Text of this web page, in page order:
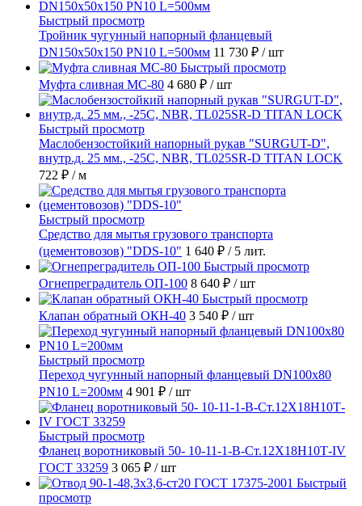
Быстрый просмотр
Тройник чугунный напорный фланцевый
DN150х50х150 PN10 L=500мм 11 730 ₽ / шт
Быстрый просмотр
Муфта сливная МС-80 4 680 ₽ / шт
Быстрый просмотр
Маслобензостойкий напорный рукав "SURGUT-D",
внутр.д. 25 мм., -25C, NBR, TL025SR-D TITAN LOCK
722 ₽ / м
Быстрый просмотр
Средство для мытья грузового транспорта
(цементовозов) "DDS-10" 1 640 ₽ / 5 лит.
Быстрый просмотр
Огнепреградитель ОП-100 8 640 ₽ / шт
Быстрый просмотр
Клапан обратный ОКН-40 3 540 ₽ / шт
Быстрый просмотр
Переход чугунный напорный фланцевый DN100х80
PN10 L=200мм 4 901 ₽ / шт
Быстрый просмотр
Фланец воротниковый 50- 10-11-1-B-Ст.12Х18Н10Т-IV
ГОСТ 33259 3 065 ₽ / шт
Быстрый
просмотр